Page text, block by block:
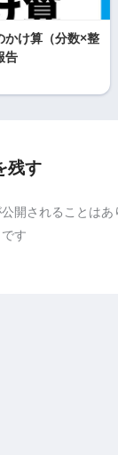
かけ算（分数×整
告
残す
開されることはあ
す